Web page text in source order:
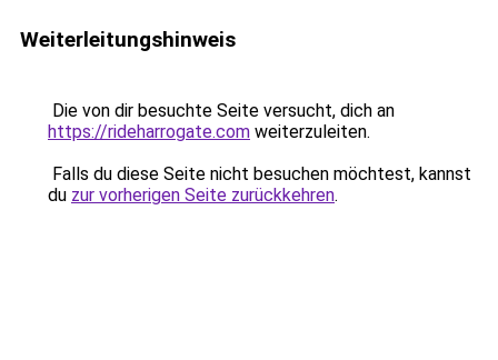
Weiterleitungshinweis
Die von dir besuchte Seite versucht, dich an
https://rideharrogate.com weiterzuleiten.
Falls du diese Seite nicht besuchen möchtest, kannst
du zur vorherigen Seite zurückkehren.